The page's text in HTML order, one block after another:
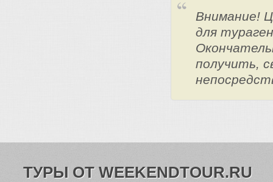
Внимание!
для
получить,
ТУРЫ ОТ WEEKENDTOUR.RU